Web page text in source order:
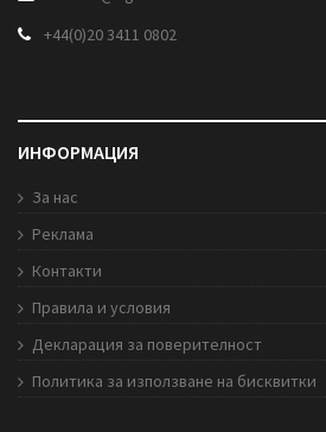
+44(0)20 3411 0802
ИНФОРМАЦИЯ
За нас
Реклама
Контакти
Правила и условия
Декларация за поверителност
Политика за използване на бисквитки